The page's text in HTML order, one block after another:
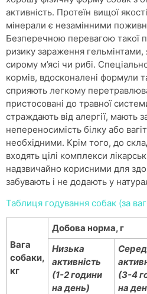
активність. Протеїн вищої
мінерали є незамінними
Безперечною перевагою такої
ризику зараження гельмінтами,
сирому м’ясі чи рибі.
кормів, вдосконалені формули
сприяють легкому
пристосовані до травної
страждають від алергії, мають
непереносимість білку або
необхідними. Крім того, до
входять цілі комплекси
надзвичайно корисними для
забувають і не додають у
Таблиця годування собак (за
Вага
собаки,
кг
Добова норма, г
Низька
активність
(1-2 години
на день)
(3-4
на